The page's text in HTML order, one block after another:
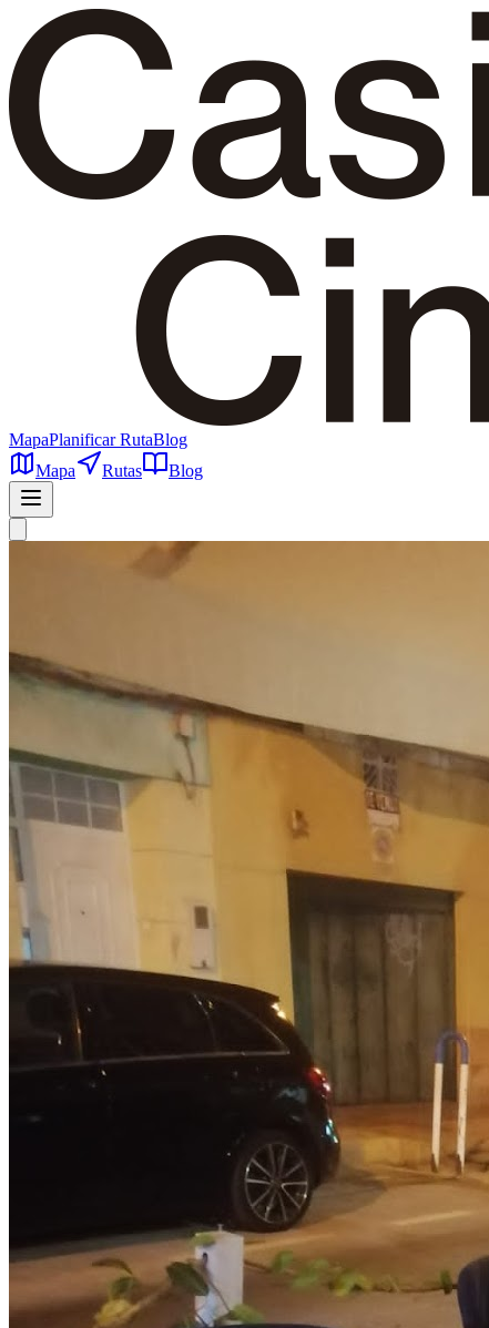
MapaPlanificar RutaBlog
Mapa
Rutas Blog